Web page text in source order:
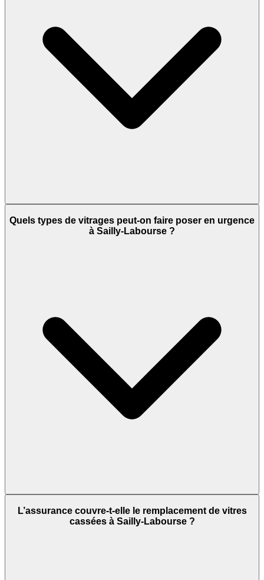
Quels types de vitrages peut-on faire poser en urgence
à Sailly-Labourse ?
L’assurance couvre-t-elle le remplacement de vitres
cassées à Sailly-Labourse ?